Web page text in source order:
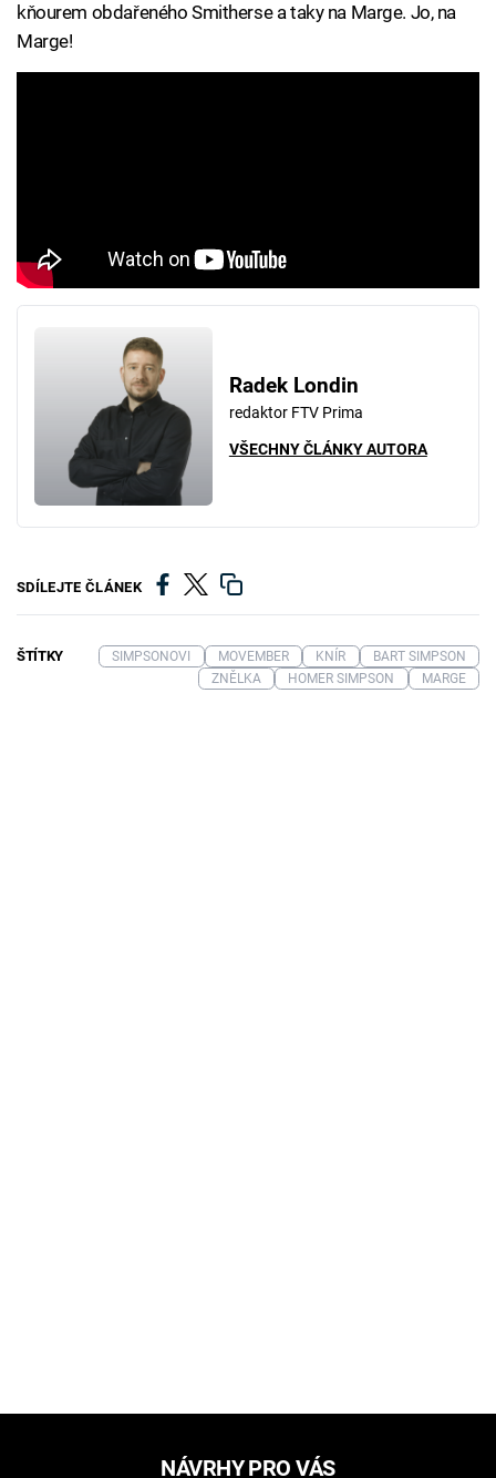
kňourem obdařeného Smitherse a taky na Marge. Jo, na
Marge!
Radek Londin
redaktor FTV Prima
VŠECHNY ČLÁNKY AUTORA
SDÍLEJTE ČLÁNEK
ŠTÍTKY SIMPSONOVI MOVEMBER KNÍR
BART SIMPSON
ZNĚLKA
HOMER SIMPSON MARGE
NÁVRHY PRO VÁS